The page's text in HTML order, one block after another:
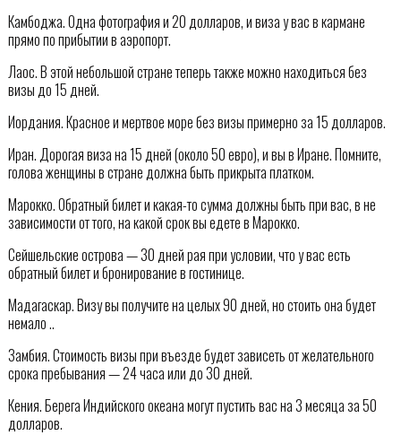
Камбоджа. Одна фотография и 20 долларов, и виза у вас в кармане
прямо по прибытии в аэропорт.
Лаос. В этой небольшой стране теперь также можно находиться без
визы до 15 дней.
Иордания. Красное и мертвое море без визы примерно за 15 долларов.
Иран. Дорогая виза на 15 дней (около 50 евро), и вы в Иране. Помните,
голова женщины в стране должна быть прикрыта платком.
Марокко. Обратный билет и какая-то сумма должны быть при вас, в не
зависимости от того, на какой срок вы едете в Марокко.
Сейшельские острова — 30 дней рая при условии, что у вас есть
обратный билет и бронирование в гостинице.
Мадагаскар. Визу вы получите на целых 90 дней, но стоить она будет
немало ..
Замбия. Стоимость визы при въезде будет зависеть от желательного
срока пребывания — 24 часа или до 30 дней.
Кения. Берега Индийского океана могут пустить вас на 3 месяца за 50
долларов.